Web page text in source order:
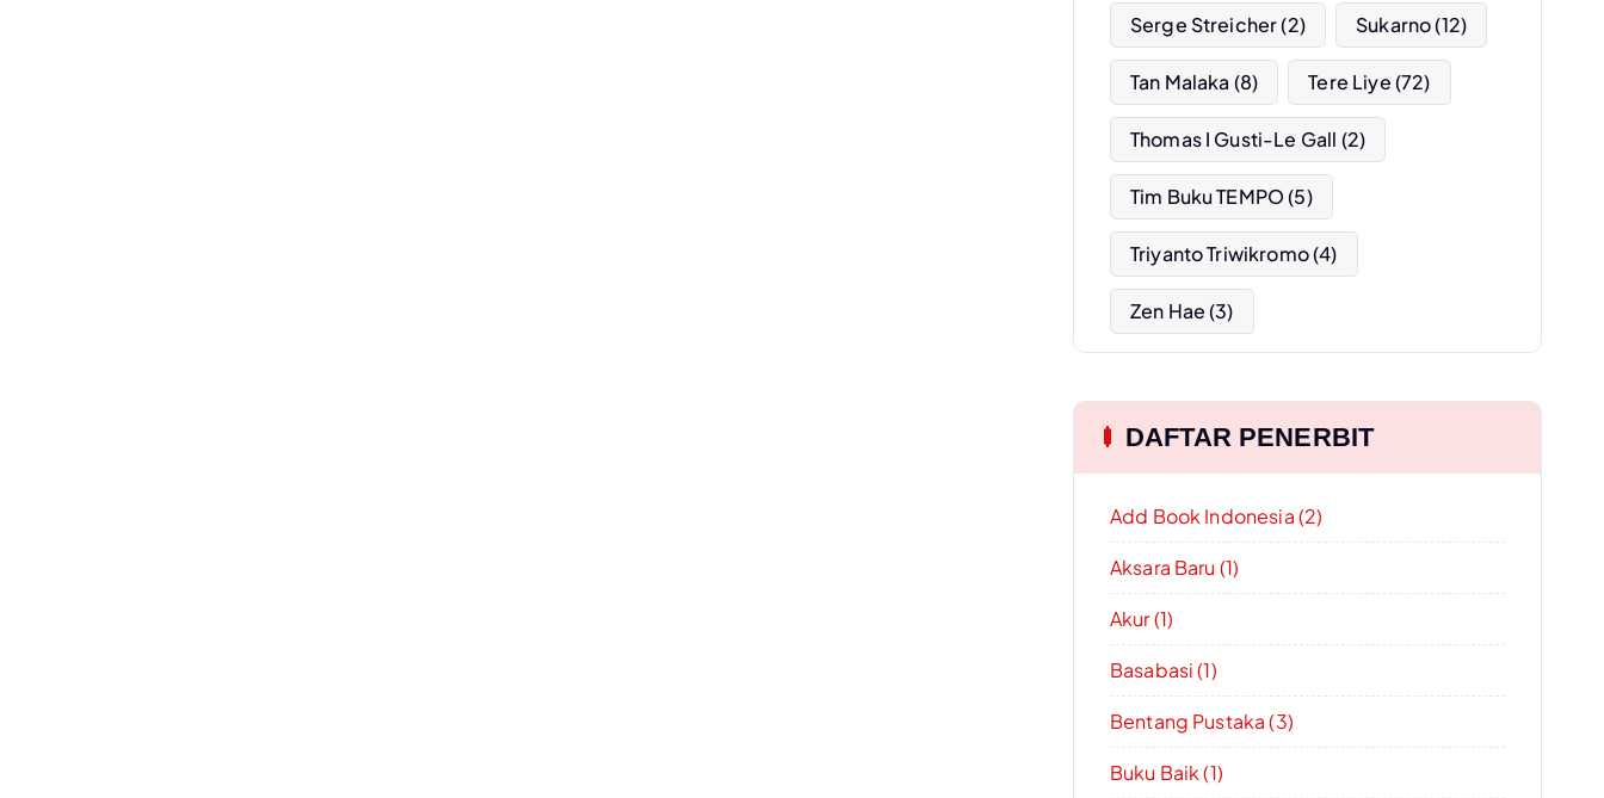
Serge Streicher(2) Sukarno(12)
Tan Malaka (8) Tere Liye(72)
Thomas I Gusti-Le Gall (2)
Tim Buku TEMPO(5)
Triyanto Triwikromo(4)
Zen Hae(3)
DAFTAR PENERBIT
Add Book Indonesia (2)
Aksara Baru (1)
Akur (1)
Basabasi (1)
Bentang Pustaka (3)
Buku Baik (1)